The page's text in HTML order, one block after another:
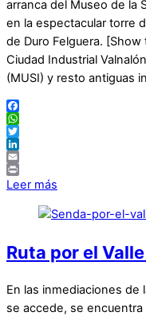
arranca del Museo de la
en la espectacular torre
de Duro Felguera. [Show
Ciudad Industrial
(MUSI) y resto antiguas
Facebook
WhatsApp
Twitter
LinkedIn
Email
Print
Leer más
Ruta por el
En las inmediaciones de
se accede, se